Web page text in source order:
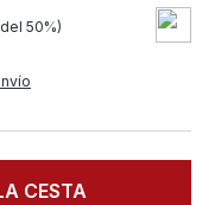
50%)
introduce la
CESTA